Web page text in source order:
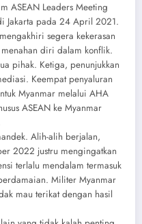
ASEAN Leaders Meeting
Jakarta pada 24 April 2021.
segera kekerasan
diri dalam konflik.
pihak. Ketiga, penunjukkan
Keempat penyaluran
Myanmar melalui AHA
ASEAN ke Myanmar
Alih-alih berjalan,
2022 justru mengingatkan
terlalu mendalam termasuk
Militer Myanmar
mau terikat dengan hasil